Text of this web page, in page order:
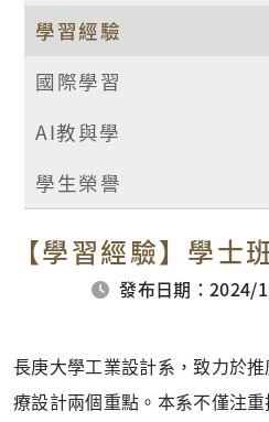
學習經驗
國際學習
AI教與學
學生榮譽
【學習經驗】學士
發布日期：2024/
長庚大學工業設計系，致力於
療設計兩個重點。本系不僅注